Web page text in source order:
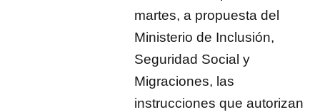
martes, a propuesta del
Ministerio de Inclusión,
Seguridad Social y
Migraciones, las
instrucciones que autorizan